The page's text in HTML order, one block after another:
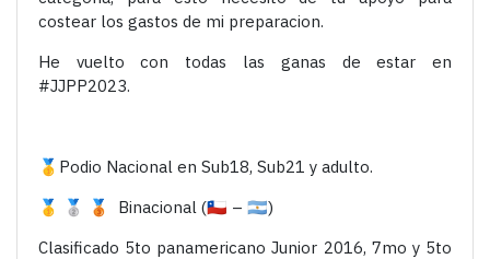
costear los gastos de mi preparacion.
He vuelto con todas las ganas de estar en
#JJPP2023.
🥇Podio Nacional en Sub18, Sub21 y adulto.
🥇 🥈 🥉 Binacional (🇨🇱 – 🇦🇷)
Clasificado 5to panamericano Junior 2016, 7mo y 5to